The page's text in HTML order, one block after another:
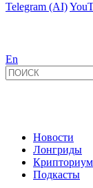
Telegram (AI)
En
Новости
Лонгриды
Крипториум
Подкасты